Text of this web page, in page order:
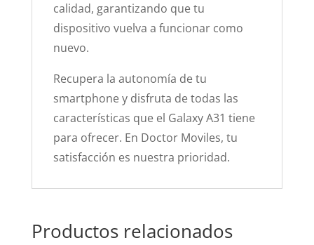
calidad, garantizando que tu
dispositivo vuelva a funcionar como
nuevo.
Recupera la autonomía de tu
smartphone y disfruta de todas las
características que el Galaxy A31 tiene
para ofrecer. En Doctor Moviles, tu
satisfacción es nuestra prioridad.
Productos relacionados